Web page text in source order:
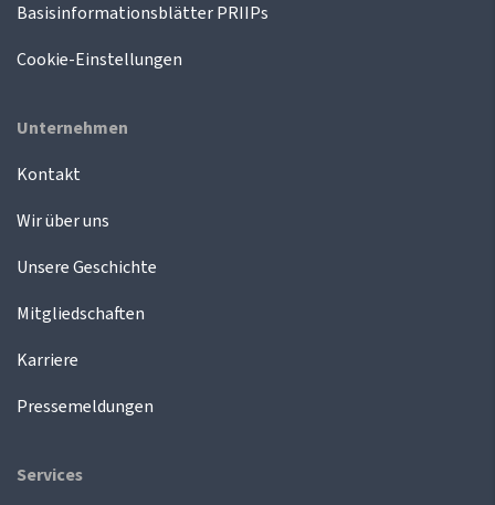
Basisinformationsblätter PRIIPs
Cookie-Einstellungen
Unternehmen
Kontakt
Wir über uns
Unsere Geschichte
Mitgliedschaften
Karriere
Pressemeldungen
Services